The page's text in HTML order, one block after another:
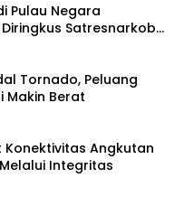
Pulau Negara
Satresnarkoba
Tornado, Peluang
Makin Berat
Konektivitas Angkutan
Integritas